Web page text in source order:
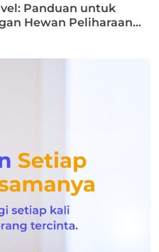
Panduan untuk
Hewan Peliharaan